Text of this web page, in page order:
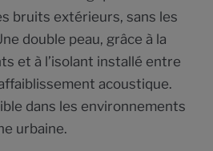
bruits extérieurs, sans les
double peau, grâce à la
et à l’isolant installé entre
acoustique.
dans les environnements
urbaine.